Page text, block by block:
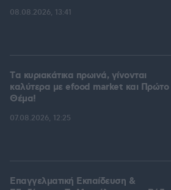
08.08.2026, 13:41
Tα κυριακάτικα πρωινά, γίνονται
καλύτερα με efood market και Πρώτο
Θέμα!
07.08.2026, 12:25
Επαγγελματική Εκπαίδευση &